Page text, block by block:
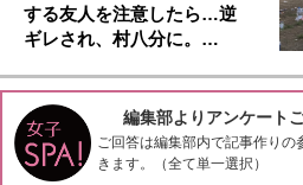
する友人を注意したら…逆
ギレされ、村八分に。…